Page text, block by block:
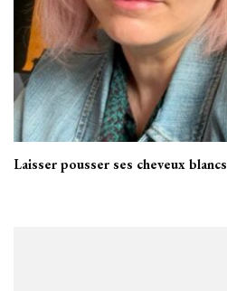
Laisser pousser ses cheveux blancs